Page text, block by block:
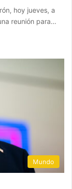
hoy jueves, a
reunión para…
Mundo